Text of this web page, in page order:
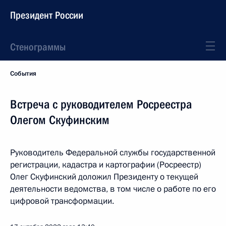
Президент России
Стенограммы
События
Встреча с руководителем Росреестра
Олегом Скуфинским
Руководитель Федеральной службы государственной
регистрации, кадастра и картографии (Росреестр)
Олег Скуфинский доложил Президенту о текущей
деятельности ведомства, в том числе о работе по его
цифровой трансформации.